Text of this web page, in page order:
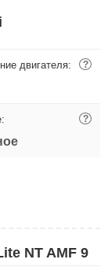
двигателя: ?
?
NT AMF 9